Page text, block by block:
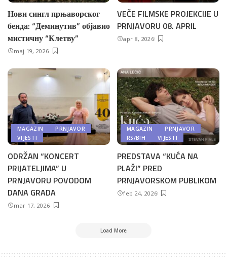
Нови сингл прњаворског
бенда: “Деминутив” објавио
мистичну “Клетву”
maj 19, 2026
VEČE FILMSKE PROJEKCIJE U
PRNJAVORU 08. APRIL
apr 8, 2026
MAGAZIN
PRNJAVOR
VIJESTI
ODRŽAN “KONCERT
PRIJATELJIMA” U
PRNJAVORU POVODOM
DANA GRADA
mar 17, 2026
MAGAZIN
PRNJAVOR
RS/BIH
VIJESTI
PREDSTAVA “KUĆA NA
PLAŽI” PRED
PRNJAVORSKOM PUBLIKOM
feb 24, 2026
Load More